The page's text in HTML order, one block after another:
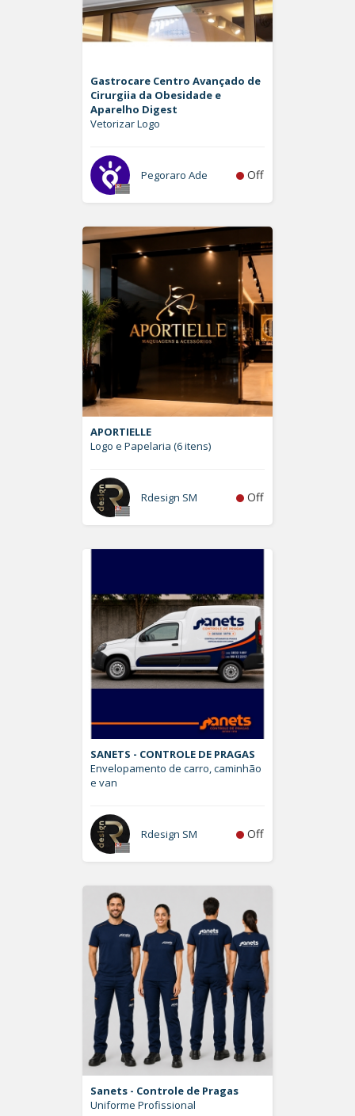
Gastrocare Centro Avançado de
Cirurgiia da Obesidade e
Aparelho Digest
Vetorizar Logo
Pegoraro Ade Off
APORTIELLE
Logo e Papelaria (6 itens)
Rdesign SM Off
SANETS - CONTROLE DE PRAGAS
Envelopamento de carro, caminhão
e van
Rdesign SM Off
Sanets - Controle de Pragas
Uniforme Profissional